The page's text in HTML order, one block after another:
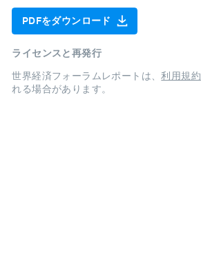
PDFをダウンロード
ライセンスと再発行
世界経済フォーラムレポートは、利用規約
れる場合があります。